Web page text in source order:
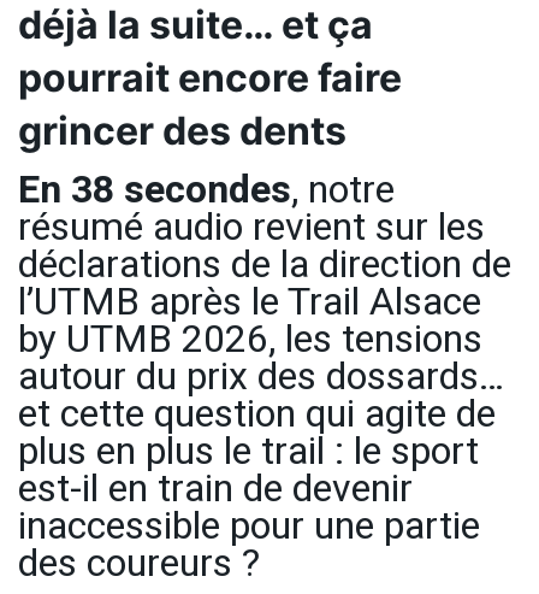
déjà la suite… et ça
pourrait encore faire
grincer des dents
En 38 secondes, notre
résumé audio revient sur les
déclarations de la direction de
l’UTMB après le Trail Alsace
by UTMB 2026, les tensions
autour du prix des dossards…
et cette question qui agite de
plus en plus le trail : le sport
est-il en train de devenir
inaccessible pour une partie
des coureurs ?